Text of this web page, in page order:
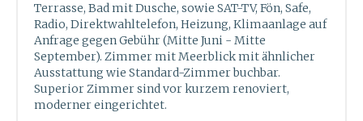
Terrasse, Bad mit Dusche, sowie SAT-TV, Fön, Safe,
Radio, Direktwahltelefon, Heizung, Klimaanlage auf
Anfrage gegen Gebühr (Mitte Juni - Mitte
September). Zimmer mit Meerblick mit ähnlicher
Ausstattung wie Standard-Zimmer buchbar.
Superior Zimmer sind vor kurzem renoviert,
moderner eingerichtet.